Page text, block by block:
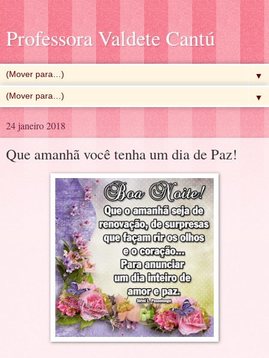
Professora Valdete Cantú
▼
▼
24 janeiro 2018
Que amanhã você tenha um dia de Paz!